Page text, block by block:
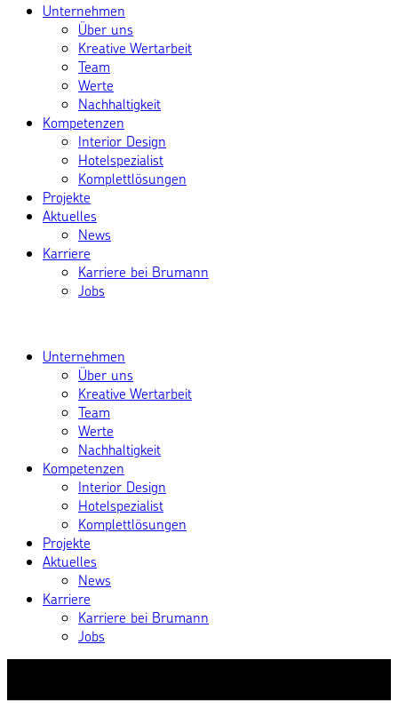
Unternehmen
Über uns
Kreative Wertarbeit
Team
Werte
Nachhaltigkeit
Kompetenzen
Interior Design
Hotelspezialist
Komplettlösungen
Projekte
Aktuelles
News
Karriere
Karriere bei Brumann
Jobs
Unternehmen
Über uns
Kreative Wertarbeit
Team
Werte
Nachhaltigkeit
Kompetenzen
Interior Design
Hotelspezialist
Komplettlösungen
Projekte
Aktuelles
News
Karriere
Karriere bei Brumann
Jobs